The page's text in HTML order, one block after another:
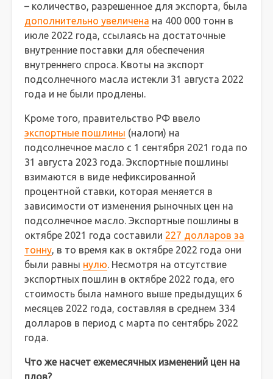
– количество, разрешенное для экспорта, была
дополнительно увеличена на 400 000 тонн в
июле 2022 года, ссылаясь на достаточные
внутренние поставки для обеспечения
внутреннего спроса. Квоты на экспорт
подсолнечного масла истекли 31 августа 2022
года и не были продлены.
Кроме того, правительство РФ ввело
экспортные пошлины (налоги) на
подсолнечное масло с 1 сентября 2021 года по
31 августа 2023 года. Экспортные пошлины
взимаются в виде нефиксированной
процентной ставки, которая меняется в
зависимости от изменения рыночных цен на
подсолнечное масло. Экспортные пошлины в
октябре 2021 года составили 227 долларов за
тонну, в то время как в октябре 2022 года они
были равны нулю. Несмотря на отсутствие
экспортных пошлин в октябре 2022 года, его
стоимость была намного выше предыдущих 6
месяцев 2022 года, составляя в среднем 334
долларов в период с марта по сентябрь 2022
года.
Что же насчет ежемесячных изменений цен на
плов?